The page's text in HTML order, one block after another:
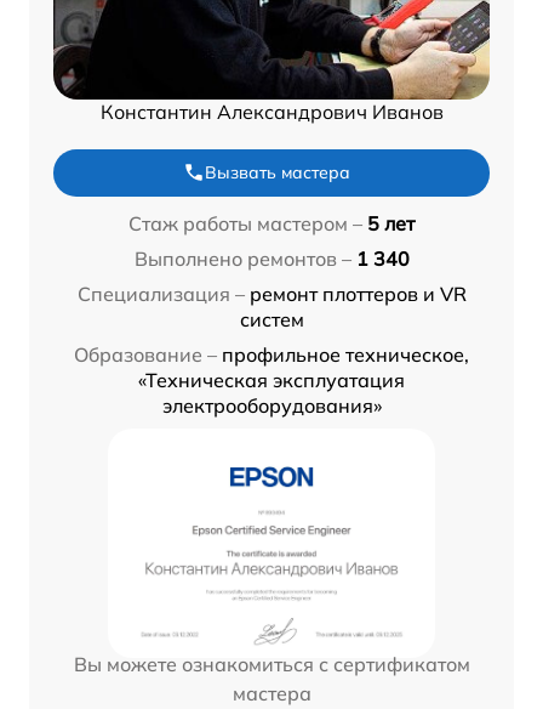
Константин Александрович Иванов
Вызвать мастера
Стаж работы мастером – 5 лет
Выполнено ремонтов – 1 340
Специализация – ремонт плоттеров и VR
систем
Образование – профильное техническое,
«Техническая эксплуатация
электрооборудования»
Вы можете ознакомиться с сертификатом
мастера